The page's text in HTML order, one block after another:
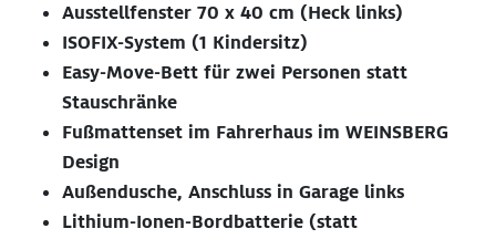
Ausstellfenster 70 x 40 cm (Heck links)
ISOFIX-System (1 Kindersitz)
Easy-Move-Bett für zwei Personen statt
Stauschränke
Fußmattenset im Fahrerhaus im WEINSBERG
Design
Außendusche, Anschluss in Garage links
Lithium-Ionen-Bordbatterie (statt